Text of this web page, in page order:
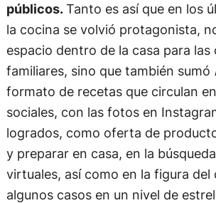
públicos.Tanto es así que en los
la cocina se volvió protagonista,
espacio dentro de la casa para
familiares, sino que también sumó
formato de recetas que circulan
sociales, con las fotos en
logrados, como oferta de
y preparar en casa, en la
virtuales, así como en la figura del
algunos casos en un nivel de